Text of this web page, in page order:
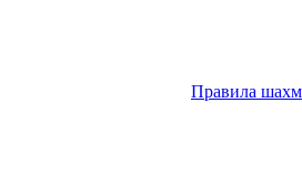
Правила